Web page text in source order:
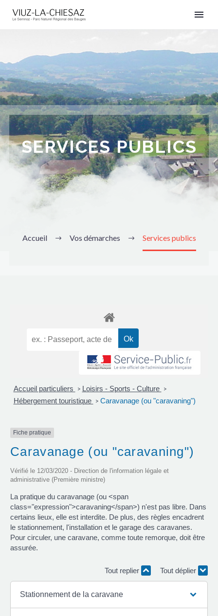
SERVICES PUBLICS
Accueil Vos démarches Services publics
Accueil particuliers > Loisirs - Sports - Culture >
Hébergement touristique > Caravanage (ou "caravaning")
Fiche pratique
Caravanage (ou "caravaning")
Vérifié le 12/03/2020 - Direction de l'information légale et
administrative (Première ministre)
La pratique du caravanage (ou <span
class="expression">caravaning</span>) n'est pas libre. Dans
certains lieux, elle est interdite. De plus, des règles encadrent
le stationnement, l'installation et le garage des caravanes.
Pour circuler, une caravane, comme toute remorque, doit être
assurée.
Tout replier Tout déplier
Stationnement de la caravane